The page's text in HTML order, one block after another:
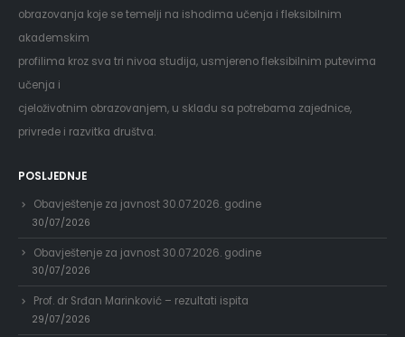
obrazovanja koje se temelji na ishodima učenja i fleksibilnim
akademskim
profilima kroz sva tri nivoa studija, usmjereno fleksibilnim putevima
učenja i
cjeloživotnim obrazovanjem, u skladu sa potrebama zajednice,
privrede i razvitka društva.
POSLJEDNJE
Obavještenje za javnost 30.07.2026. godine
30/07/2026
Obavještenje za javnost 30.07.2026. godine
30/07/2026
Prof. dr Srđan Marinković – rezultati ispita
29/07/2026